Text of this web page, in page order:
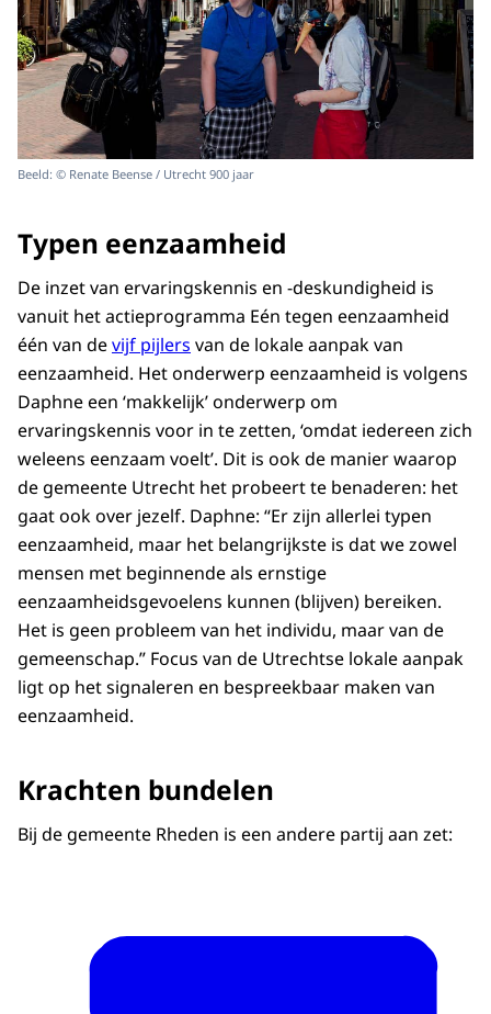
Beeld: © Renate Beense / Utrecht 900 jaar
Typen eenzaamheid
De inzet van ervaringskennis en -deskundigheid is
vanuit het actieprogramma Eén tegen eenzaamheid
één van devijf pijlers van de lokale aanpak van
eenzaamheid. Het onderwerp eenzaamheid is volgens
Daphne een ‘makkelijk’ onderwerp om
ervaringskennis voor in te zetten, ‘omdat iedereen zich
weleens eenzaam voelt’. Dit is ook de manier waarop
de gemeente Utrecht het probeert te benaderen: het
gaat ook over jezelf. Daphne: “Er zijn allerlei typen
eenzaamheid, maar het belangrijkste is dat we zowel
mensen met beginnende als ernstige
eenzaamheidsgevoelens kunnen (blijven) bereiken.
Het is geen probleem van het individu, maar van de
gemeenschap.” Focus van de Utrechtse lokale aanpak
ligt op het signaleren en bespreekbaar maken van
eenzaamheid.
Krachten bundelen
Bij de gemeente Rheden is een andere partij aan zet: